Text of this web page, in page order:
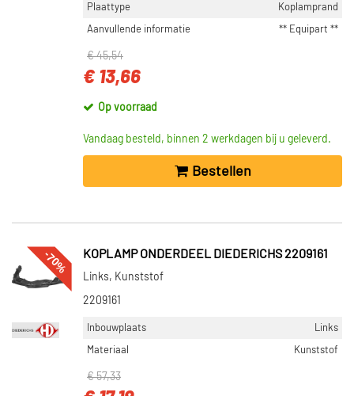
Plaattype
Koplamprand
Aanvullende informatie
** Equipart **
€ 45,54
€ 13,66
Op voorraad
Vandaag besteld, binnen 2 werkdagen bij u geleverd.
Bestellen
-70% KOPLAMP ONDERDEEL DIEDERICHS 2209161
Links, Kunststof
2209161
Inbouwplaats
Links
Materiaal
Kunststof
€ 57,33